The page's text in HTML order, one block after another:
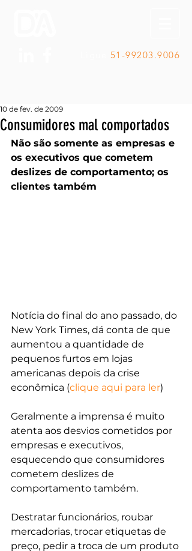
51-99203.9006
Consumidores mal comportados
10 de fev. de 2009
Não são somente as empresas e
os executivos que cometem
deslizes de comportamento; os
clientes também
Notícia do final do ano passado, do
New York Times, dá conta de que
aumentou a quantidade de
pequenos furtos em lojas
americanas depois da crise
econômica (clique aqui para ler)
Geralmente a imprensa é muito
atenta aos desvios cometidos por
empresas e executivos,
esquecendo que consumidores
cometem deslizes de
comportamento também.
Destratar funcionários, roubar
mercadorias, trocar etiquetas de
preço, pedir a troca de um produto